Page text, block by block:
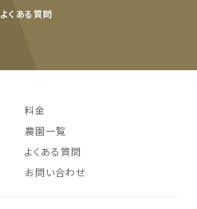
よくある質問
料金
農園一覧
よくある質問
お問い合わせ